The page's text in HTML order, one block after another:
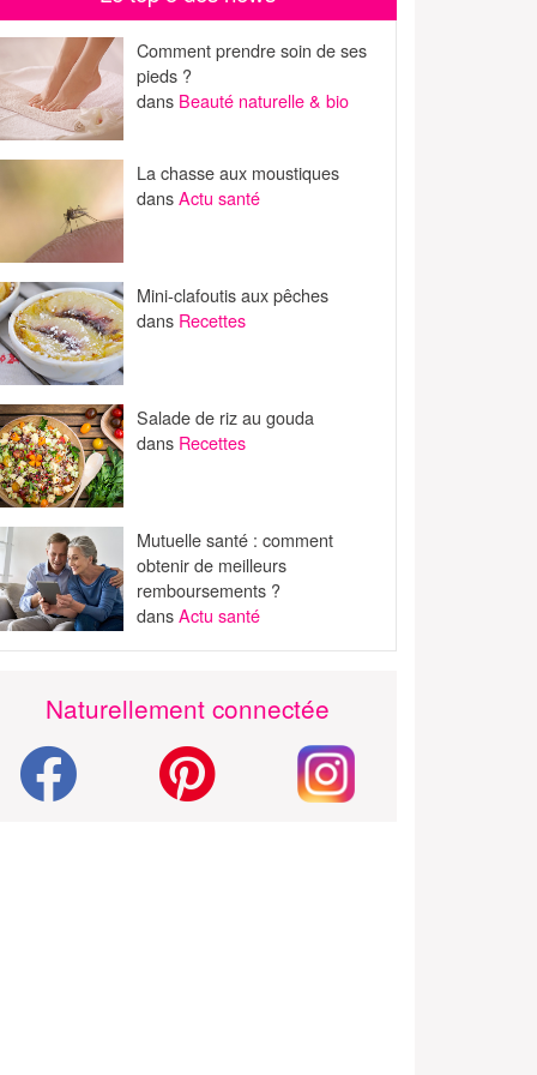
Comment prendre soin de ses
pieds ?
dans Beauté naturelle & bio
La chasse aux moustiques
dansActu santé
Mini-clafoutis aux pêches
dans Recettes
Salade de riz au gouda
dans Recettes
Mutuelle santé : comment
obtenir de meilleurs
remboursements ?
dansActu santé
Naturellement connectée